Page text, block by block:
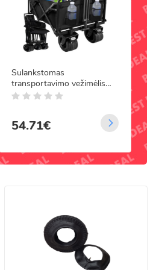
įrankius, investuojate į
Sulankstomas
transportavimo vežimėlis
sodui ir paplūdimiui, iki
54.71€